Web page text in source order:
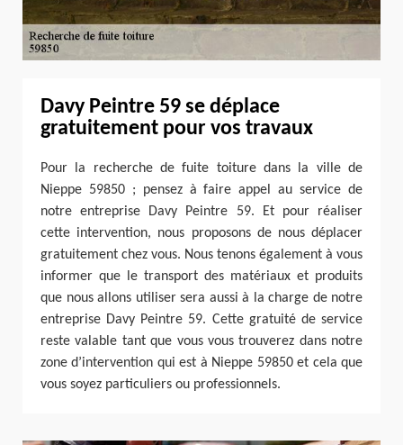
Davy Peintre 59 se déplace
gratuitement pour vos travaux
Pour la recherche de fuite toiture dans la ville de
Nieppe 59850 ; pensez à faire appel au service de
notre entreprise Davy Peintre 59. Et pour réaliser
cette intervention, nous proposons de nous déplacer
gratuitement chez vous. Nous tenons également à vous
informer que le transport des matériaux et produits
que nous allons utiliser sera aussi à la charge de notre
entreprise Davy Peintre 59. Cette gratuité de service
reste valable tant que vous vous trouverez dans notre
zone d’intervention qui est à Nieppe 59850 et cela que
vous soyez particuliers ou professionnels.